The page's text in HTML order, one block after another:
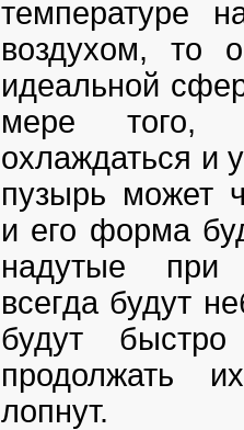
температуре
воздухом, то
идеальной
мере того,
охлаждаться и
пузырь может
и его форма
надутые при
всегда будут
будут
продолжать
лопнут.